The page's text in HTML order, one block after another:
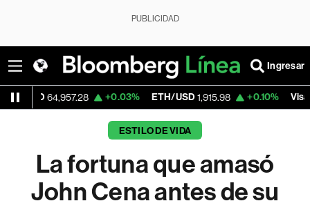
PUBLICIDAD
Ingresar
64,957.28 +0.03% ETH/USD 1,915.98 +0.10% Visa 362.50
ESTILO DE VIDA
La fortuna que amasó
John Cena antes de su